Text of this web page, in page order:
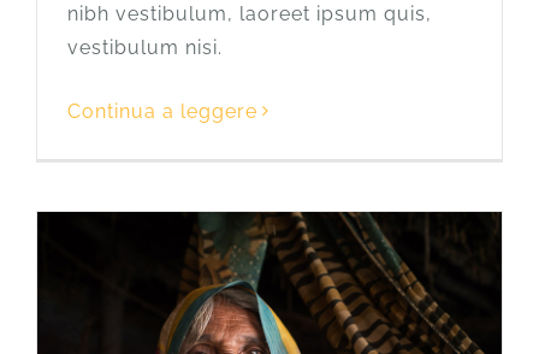
nibh vestibulum, laoreet ipsum quis,
vestibulum nisi.
Continua a leggere